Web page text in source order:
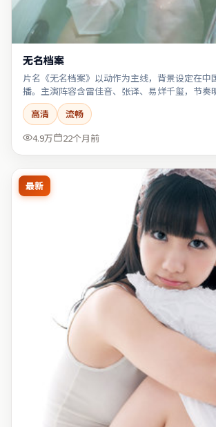
无名档案
片名《无名档案》以动作为主线，背景设定在中
播。主演阵容含雷佳音、张译、易烊千玺，节奏
高清
流畅
4.9万
22个月前
最新